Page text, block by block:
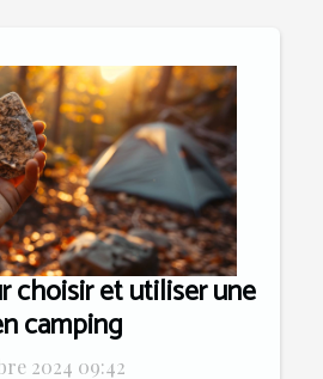
choisir et utiliser une
camping
2024 09:42